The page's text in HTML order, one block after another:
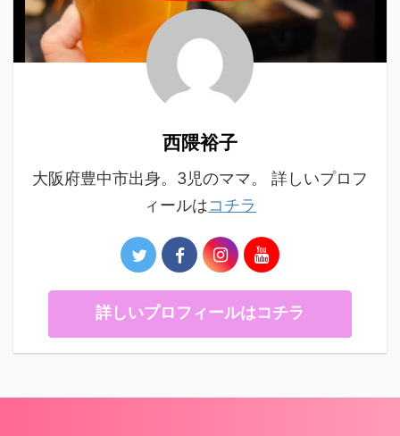
西隈裕子
大阪府豊中市出身。3児のママ。 詳しいプロフ
ィールはコチラ
詳しいプロフィールはコチラ